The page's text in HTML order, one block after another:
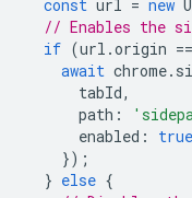
const url = new
// Enables the
if (url .origin
await chrome.
tabId,
path :
enabled :
true
});
} else {